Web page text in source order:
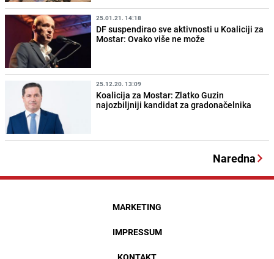
25.01.21. 14:18
DF suspendirao sve aktivnosti u Koaliciji za
Mostar: Ovako više ne može
25.12.20. 13:09
Koalicija za Mostar: Zlatko Guzin
najozbiljniji kandidat za gradonačelnika
Naredna
MARKETING
IMPRESSUM